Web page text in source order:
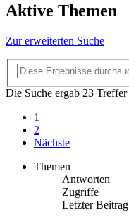
Aktive Themen
Zur erweiterten Suche
Die Suche ergab 23 Treffer
1
2
Nächste
Themen
Antworten
Zugriffe
Letzter Beitrag